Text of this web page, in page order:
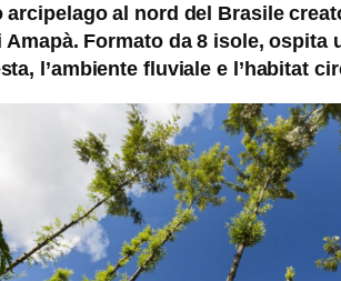
arcipelago al nord del Brasile
Formato da 8 isole, ospita
l’ambiente fluviale e l’habitat